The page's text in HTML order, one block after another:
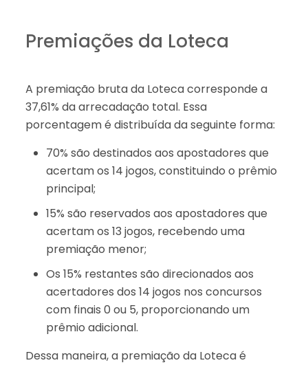
Premiações da Loteca
A premiação bruta da Loteca corresponde a
37,61% da arrecadação total. Essa
porcentagem é distribuída da seguinte forma:
70% são destinados aos apostadores que
acertam os 14 jogos, constituindo o prêmio
principal;
15% são reservados aos apostadores que
acertam os 13 jogos, recebendo uma
premiação menor;
Os 15% restantes são direcionados aos
acertadores dos 14 jogos nos concursos
com finais 0 ou 5, proporcionando um
prêmio adicional.
Dessa maneira, a premiação da Loteca é